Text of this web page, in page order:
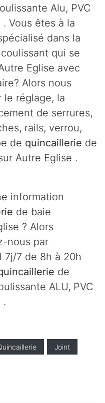
Alu, PVC
Vous êtes à la
dans la
qui se
Eglise avec
Alors nous
le réglage, la
de serrures,
rails, verrou,
de quincaillerie de
Autre Eglise .
information
de baie
? Alors
nous par
7 de 8h à 20h
de
ALU, PVC
.
Joint